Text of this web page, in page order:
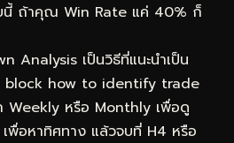
นี้ ถ้าคุณ Win Rate แค่ 40% ก็
Analysis เป็นวิธีที่แนะนำเป็น
block how to identify trade
Weekly หรือ Monthly เพื่อดู
พื่อหาทิศทาง แล้วจบที่ H4 หรือ